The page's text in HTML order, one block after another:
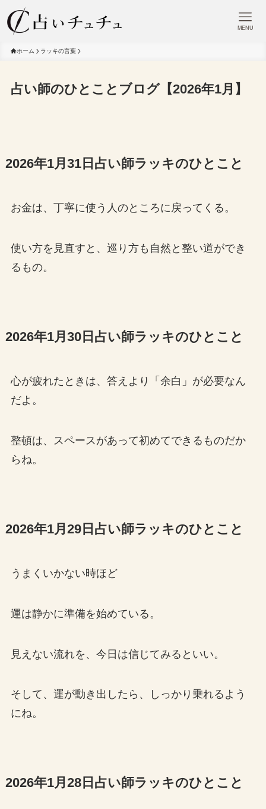
MENU
ホーム ラッキの言葉
占い師のひとことブログ【2026年1月】
2026年1月31日占い師ラッキのひとこと
お金は、丁寧に使う人のところに戻ってくる。
使い方を見直すと、巡り方も自然と整い道ができ
るもの。
2026年1月30日占い師ラッキのひとこと
心が疲れたときは、答えより「余白」が必要なん
だよ。
整頓は、スペースがあって初めてできるものだか
らね。
2026年1月29日占い師ラッキのひとこと
うまくいかない時ほど
運は静かに準備を始めている。
見えない流れを、今日は信じてみるといい。
そして、運が動き出したら、しっかり乗れるよう
にね。
2026年1月28日占い師ラッキのひとこと